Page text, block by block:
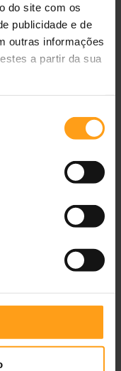
do site com os
publicidade e de
outras informações
a partir da sua
36 g (3/8 copo
61 g (6/8 copo
102 g (1+1/8 doses)
medidor)
medidor)